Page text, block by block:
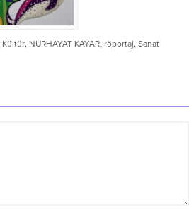
Kültür, NURHAYAT KAYAR, röportaj, Sanat